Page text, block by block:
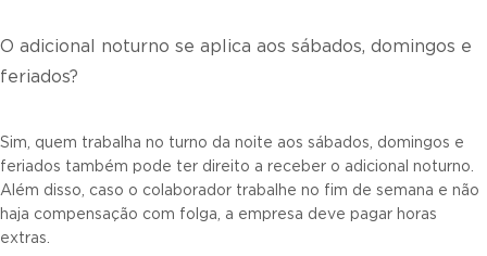
O adicional noturno se aplica aos sábados, domingos e
feriados?
Sim, quem trabalha no turno da noite aos sábados, domingos e
feriados também pode ter direito a receber o adicional noturno.
Além disso, caso o colaborador trabalhe no fim de semana e não
haja compensação com folga, a empresa deve pagar horas
extras.